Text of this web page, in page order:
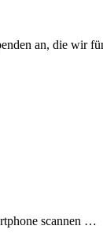
an, die wir
scannen …